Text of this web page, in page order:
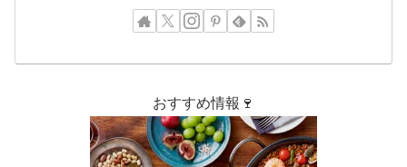
おすすめ情報🍷